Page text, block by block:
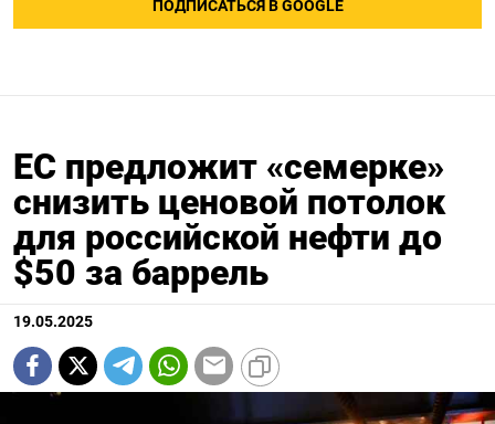
ПОДПИСАТЬСЯ В GOOGLE
ЕС предложит «семерке»
снизить ценовой потолок
для российской нефти до
$50 за баррель
19.05.2025